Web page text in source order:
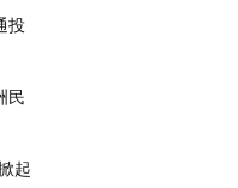
投
民
起